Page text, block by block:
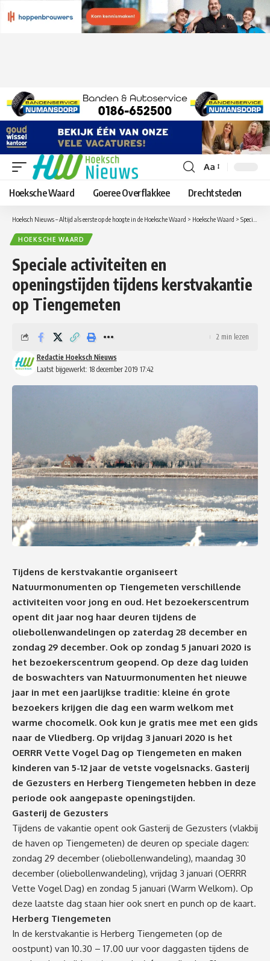
Lettergrootte
aanpassen
Aa
Hoeksche Waard Goeree Overflakkee Drechtsteden
Hoeksch Nieuws – Altijd als eerste op de hoogte in de Hoeksche Waard > Hoeksche Waard > Speciale activiteiten en openingstijden tijdens kerstvakantie op Tiengemeten
HOEKSCHE WAARD
Speciale activiteiten en
openingstijden tijdens kerstvakantie
op Tiengemeten
Laatst bijgewerkt: 18 december 2019 17:42
Redactie Hoeksch Nieuws
2 min lezen
Tijdens de kerstvakantie organiseert
Natuurmonumenten op Tiengemeten verschillende
activiteiten voor jong en oud. Het bezoekerscentrum
opent dit jaar nog haar deuren tijdens de
oliebollenwandelingen op zaterdag 28 december en
zondag 29 december. Ook op zondag 5 januari 2020 is
het bezoekerscentrum geopend. Op deze dag luiden
de boswachters van Natuurmonumenten het nieuwe
jaar in met een jaarlijkse traditie: kleine én grote
bezoekers krijgen die dag een warm welkom met
warme chocomelk. Ook kun je gratis mee met een gids
naar de Vliedberg. Op vrijdag 3 januari 2020 is het
OERRR Vette Vogel Dag op Tiengemeten en maken
kinderen van 5-12 jaar de vetste vogelsnacks. Gasterij
de Gezusters en Herberg Tiengemeten hebben in deze
periode ook aangepaste openingstijden.
Gasterij de Gezusters
Tijdens de vakantie opent ook Gasterij de Gezusters (vlakbij
de haven op Tiengemeten) de deuren op speciale dagen:
zondag 29 december (oliebollenwandeling), maandag 30
december (oliebollenwandeling), vrijdag 3 januari (OERRR
Vette Vogel Dag) en zondag 5 januari (Warm Welkom). Op
deze laatste dag staan hier ook snert en punch op de kaart.
Herberg Tiengemeten
In de kerstvakantie is Herberg Tiengemeten (op de
oostpunt) van 10.30 – 17.00 uur voor daggasten tijdens de